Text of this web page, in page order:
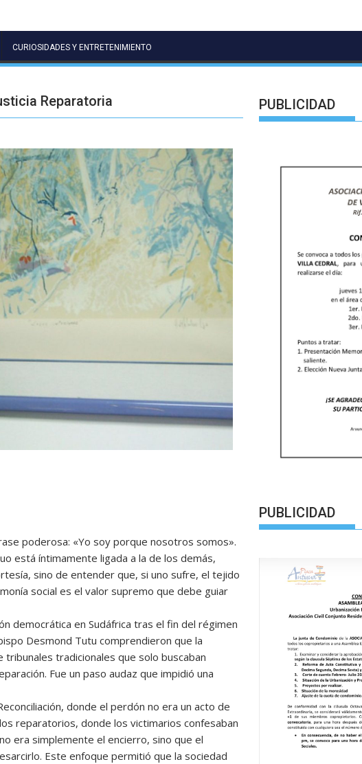
CURIOSIDADES Y ENTRETENIMIENTO
Reparatoria
poderosa: «Yo soy porque nosotros somos».
está íntimamente ligada a la de los demás,
sino de entender que, si uno sufre, el tejido
social es el valor supremo que debe guiar
democrática en Sudáfrica tras el fin del régimen
Desmond Tutu comprendieron que la
tradicionales que solo buscaban
Fue un paso audaz que impidió una
donde el perdón no era un acto de
reparatorios, donde los victimarios confesaban
era simplemente el encierro, sino que el
Este enfoque permitió que la sociedad
PUBLICIDAD
PUBLICIDAD